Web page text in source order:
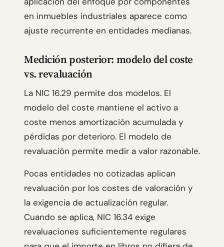
en inmuebles industriales aparece como
ajuste recurrente en entidades medianas.
Medición posterior: modelo del coste
vs. revaluación
La NIC 16.29 permite dos modelos. El
modelo del coste mantiene el activo a
coste menos amortización acumulada y
pérdidas por deterioro. El modelo de
revaluación permite medir a valor razonable.
Pocas entidades no cotizadas aplican
revaluación por los costes de valoración y
la exigencia de actualización regular.
Cuando se aplica, NIC 16.34 exige
revaluaciones suficientemente regulares